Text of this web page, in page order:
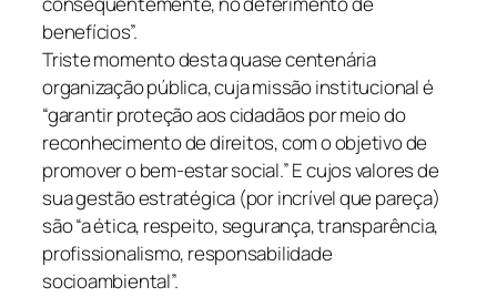
benefícios”.
Triste momento desta quase centenária
organização pública, cuja missão institucional é
“garantir proteção aos cidadãos por meio do
reconhecimento de direitos, com o objetivo de
promover o bem-estar social.” E cujos valores de
sua gestão estratégica (por incrível que pareça)
são “a ética, respeito, segurança, transparência,
profissionalismo, responsabilidade
socioambiental”.